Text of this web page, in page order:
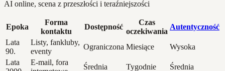
Epoka
Forma
kontaktu
Dostępność
Czas
oczekiwania
Autentyczność
Lata
90.
Listy, fankluby,
eventy
Ograniczona Miesiące
Wysoka
Lata
E-mail, fora
Średnia Tygodnie
Średnia